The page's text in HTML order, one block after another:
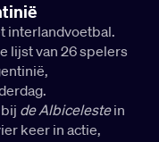
interlandvoetbal.
lijst van 26 spelers
de Albicelestein
keer in actie,